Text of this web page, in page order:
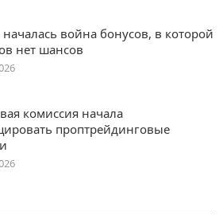
война бонусов, в которой
нет шансов
комиссия начала
проптрейдинговые